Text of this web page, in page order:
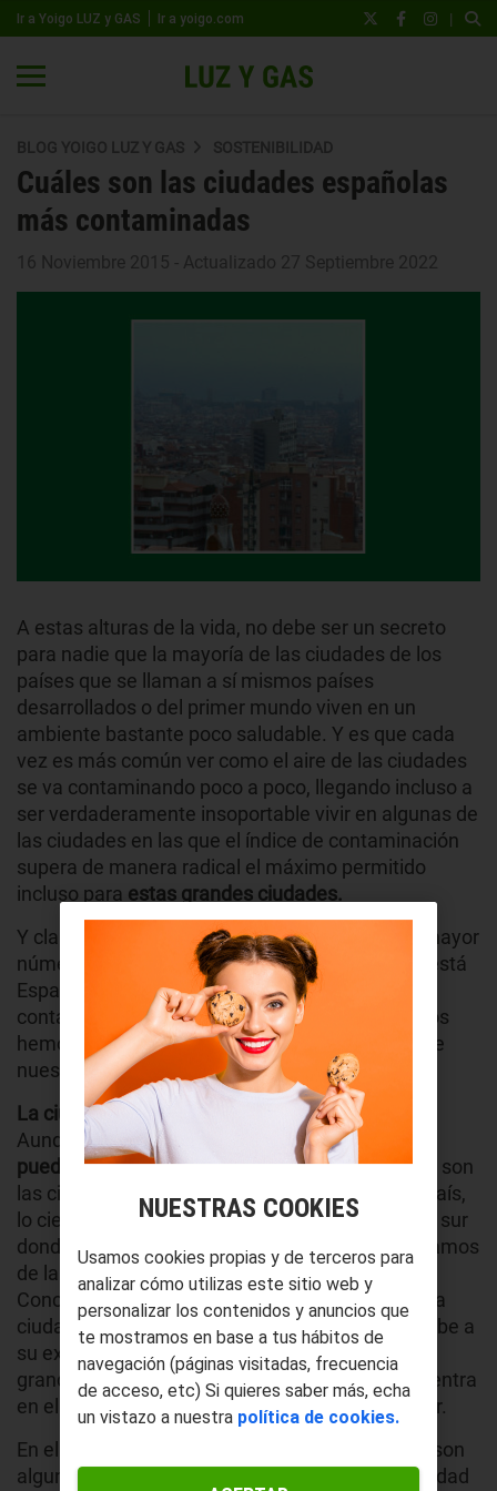
Ir a Yoigo LUZ y GAS Ir a yoigo.com |
BLOG YOIGO LUZ Y GAS SOSTENIBILIDAD
Cuáles son las ciudades españolas
más contaminadas
16 Noviembre 2015 - Actualizado 27 Septiembre 2022
A estas alturas de la vida, no debe ser un secreto
para nadie que la mayoría de las ciudades de los
países que se llaman a sí mismos países
desarrollados o del primer mundo viven en un
ambiente bastante poco saludable. Y es que cada
vez es más común ver como el aire de las ciudades
se va contaminando poco a poco, llegando incluso a
ser verdaderamente insoportable vivir en algunas de
las ciudades en las que el índice de contaminación
supera de manera radical el máximo permitido
incluso para estas grandes ciudades.
Y claro, entre esos países que cuentan con un mayor
número de ciudades con mala calidad de aires está
España, si bien es cierto que no es el país más
contaminado, lo cierto es que en los últimos años
hemos tenido que ver como la calidad del aire de
nuestras ciudades iba empeorando día tras día.
La ciudad más contaminada, al sur del país
Aunquepueda parecer que Madrid o Barcelona
puedan ser las más contaminadasdebido a que son
las ciudades más grandes y más pobladas del país,
lo cierto es que hay otra ciudad bastante más al sur
donde la contaminación es mucho mayor. Hablamos
de la localidad gaditana de La Línea de la
Concepción, que goza del dudoso honor de ser la
ciudad más contaminada de España. Esto se debe a
su excesiva cercanía al polígono industrial más
grande e importante de Andalucía, que se encuentra
en el límite entre la localidad gaditana y Gibraltar.
En el lado opuesto de la lista, las Islas Canarias son
algunos de los lugares de España con mejor calidad
NUESTRAS COOKIES
Usamos cookies propias y de terceros para
analizar cómo utilizas este sitio web y
personalizar los contenidos y anuncios que
te mostramos en base a tus hábitos de
navegación (páginas visitadas, frecuencia
de acceso, etc) Si quieres saber más, echa
un vistazo a nuestra política de cookies.